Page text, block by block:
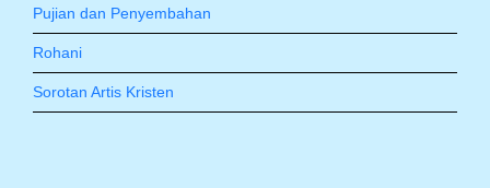
Pujian dan Penyembahan
Rohani
Sorotan Artis Kristen